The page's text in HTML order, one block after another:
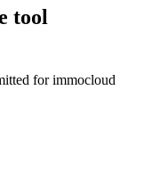
tool
for immocloud